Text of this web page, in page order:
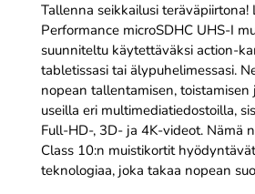
Tallenna seikkailusi
Performance microSDHC UHS-I
suunniteltu käytettäväksi action-
tabletissasi tai älypuhelimessasi.
nopean tallentamisen, toistamisen
useilla eri multimediatiedostoilla,
Full-HD-, 3D- ja 4K-videot. Nämä
Class 10:n muistikortit
teknologiaa, joka takaa nopean